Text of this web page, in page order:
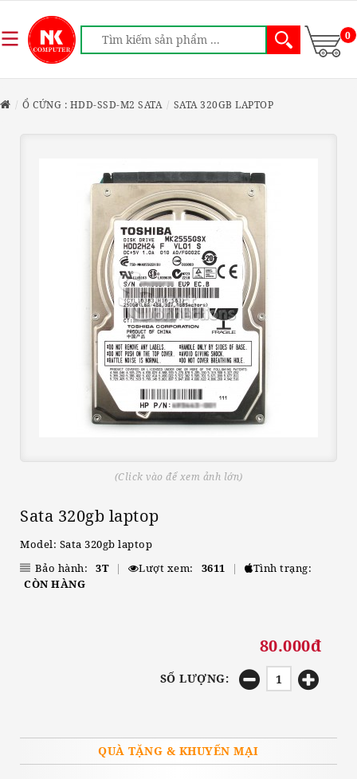
0
Ổ CỨNG : HDD-SSD-M2 SATA SATA 320GB LAPTOP
(Click vào để xem ảnh lớn)
Sata 320gb laptop
Model: Sata 320gb laptop
Bảo hành:
3T | Lượt xem: 3611 |
Tình trạng:
CÒN HÀNG
80.000đ
SỐ LƯỢNG:
QUÀ TẶNG & KHUYẾN MẠI